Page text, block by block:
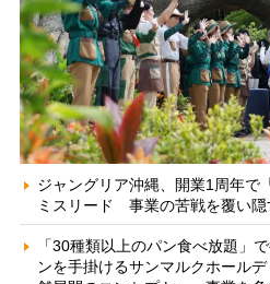
ジャングリア沖縄、開業1周年で
ミスリード 事業の苦戦を覆い隠
「30種類以上のパン食べ放題」
ンを手掛けるサンマルクホール